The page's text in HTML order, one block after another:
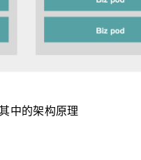
中的架构原理